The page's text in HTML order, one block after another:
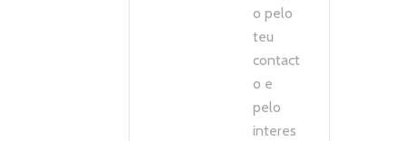
o pelo
teu
contact
o e
pelo
interes